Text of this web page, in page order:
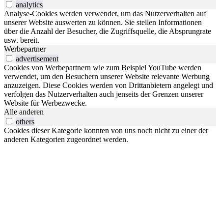
analytics
Analyse-Cookies werden verwendet, um das Nutzerverhalten auf
unserer Website auswerten zu können. Sie stellen Informationen
über die Anzahl der Besucher, die Zugriffsquelle, die Absprungrate
usw. bereit.
Werbepartner
advertisement
Cookies von Werbepartnern wie zum Beispiel YouTube werden
verwendet, um den Besuchern unserer Website relevante Werbung
anzuzeigen. Diese Cookies werden von Drittanbietern angelegt und
verfolgen das Nutzerverhalten auch jenseits der Grenzen unserer
Website für Werbezwecke.
Alle anderen
others
Cookies dieser Kategorie konnten von uns noch nicht zu einer der
anderen Kategorien zugeordnet werden.